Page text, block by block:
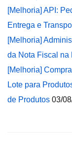
[Melhoria] API:
Entrega e
[Melhoria]
da Nota Fiscal na
[Melhoria]
Lote para
de Produtos 03/